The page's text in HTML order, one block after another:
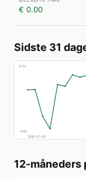
€ 0.00
Sidste 31
€152
€69
2026-07-09
12-